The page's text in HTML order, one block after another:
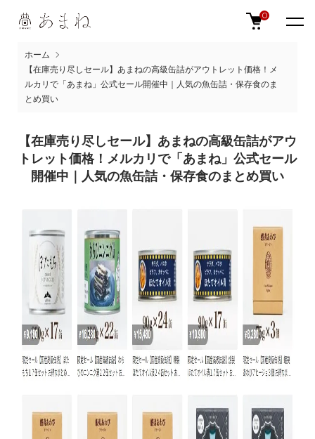
0
ホーム
【在庫売り尽しセール】あまねの高級缶詰がアウトレット価格！メ
ルカリで「あまね」公式セール開催中｜人気の魚缶詰・保存食のま
とめ買い
【在庫売り尽しセール】あまねの高級缶詰がアウ
トレット価格！メルカリで「あまね」公式セール
開催中｜人気の魚缶詰・保存食のまとめ買い